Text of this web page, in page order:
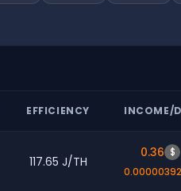
EFFICIENCY INCOME/
117.65 J/TH
0.36 $
0.00000392